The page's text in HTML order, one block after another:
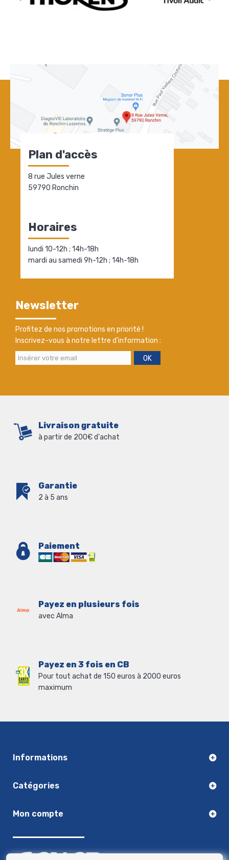
Plan d'accès
8 rue Jules verne
59790 Ronchin
Horaires
lundi 10-12h ; 14h-18h
mardi au samedi 9h-12h ; 14h-18h
Newsletter
Profitez de nos promotions en priorité !
Inscrivez-vous à notre lettre d'information :
OK
Livraison gratuite
à partir de 200€ d'achat
Garantie
2 à 5 ans
Paiement
Payez en plusieurs fois
avec Alma
Payez en 3 fois en CB
Pour tout achat de 150 euros à 2000 euros
maximum
Informations
Catégories
Mon compte